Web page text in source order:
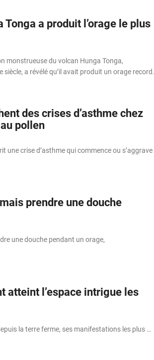
Tonga a produit l’orage le plus
monstrueuse du volcan Hunga Tonga,
a révélé qu’il avait produit un orage record.
des crises d’asthme chez
pollen
une crise d’asthme qui commence ou s’aggrave
prendre une douche
une douche pendant un orage,
atteint l’espace intrigue les
la terre ferme, ses manifestations les plus …